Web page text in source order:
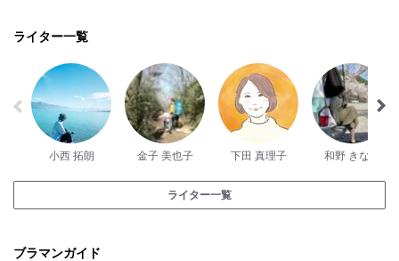
ライター一覧
小西 拓朗 金子 美也子 下田 真理子 和野 きなこ
ライター一覧
ブラマンガイド